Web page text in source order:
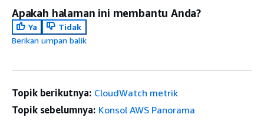
Apakah halaman ini membantu Anda?
Ya
Tidak
Berikan umpan balik
Topik berikutnya: CloudWatch metrik
Topik sebelumnya: Konsol AWS Panorama